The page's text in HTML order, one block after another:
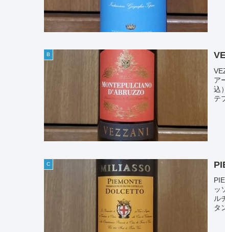
B
ア
込
テ
C
ッ
ル
タ